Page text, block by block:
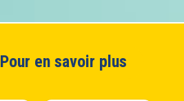
Pour en savoir plus